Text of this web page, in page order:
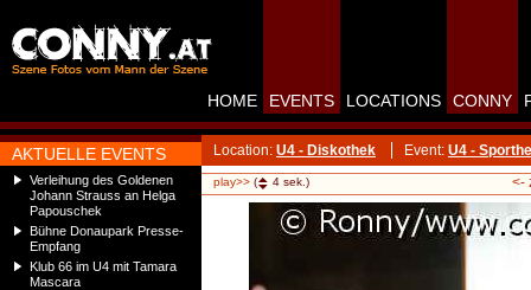
AKTUELLE EVENTS
Verleihung des Goldenen
Johann Strauss an Helga
Papouschek
Bühne Donaupark Presse-
Empfang
Klub 66 im U4 mit Tamara
Mascara
HOME EVENTS LOCATIONS CONNY
Location: U4 - Diskothek Event: U4 -
play>> ( 4 sek.) <-